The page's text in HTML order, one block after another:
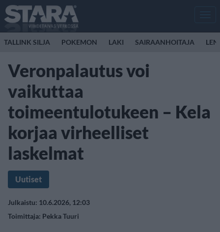
TALLINK SILJA POKEMON LAKI SAIRAANHOITAJA
Veronpalautus voi
vaikuttaa
toimeentulotukeen – Kela
korjaa virheelliset
laskelmat
Uutiset
Julkaistu: 10.6.2026, 12:03
Toimittaja: Pekka Tuuri